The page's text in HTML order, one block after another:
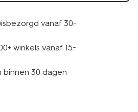
vanaf 30.-
winkels vanaf 15.-
binnen 30 dagen